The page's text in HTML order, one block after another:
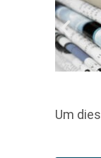
Um